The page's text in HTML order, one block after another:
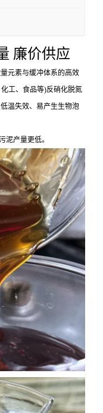
廉价供应
元素与缓冲体系的高效
工、食品等)反硝化脱氮
温失效、易产生生物泡
泥产量更低。